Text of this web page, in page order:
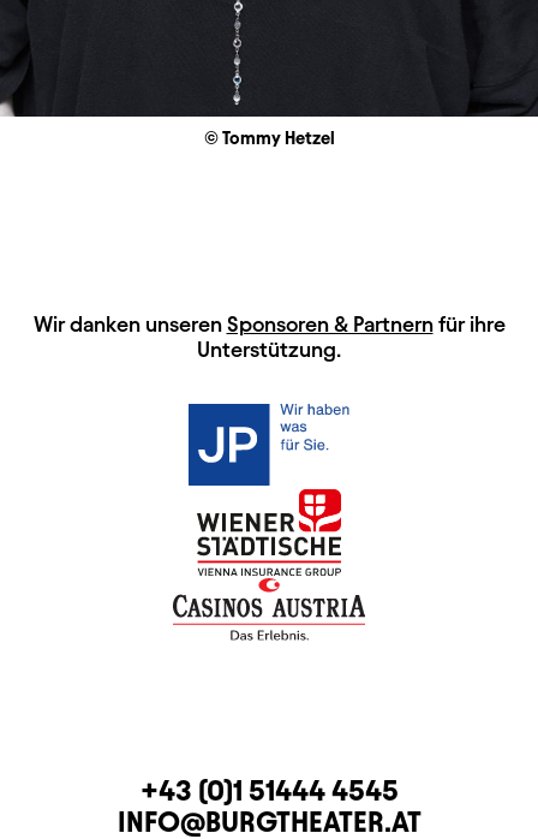
© Tommy Hetzel
HAUPTSPONSOREN
Wir danken unseren Sponsoren & Partnernfür ihre
Unterstützung.
KONTAKTTELEFON
+43 (0)1 51444 4545
E-MAIL
INFO@BURGTHEATER.AT